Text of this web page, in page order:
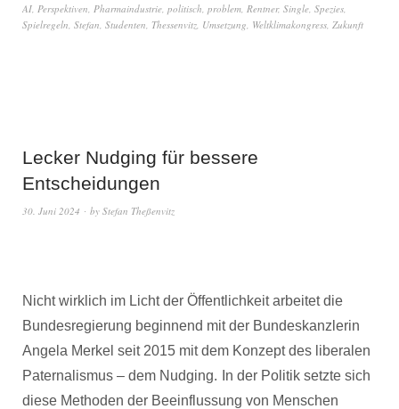
AI, Perspektiven, Pharmaindustrie, politisch, problem, Rentner, Single, Spezies,
Spielregeln, Stefan, Studenten, Thessenvitz, Umsetzung, Weltklimakongress, Zukunft
Lecker Nudging für bessere
Entscheidungen
30. Juni 2024 by Stefan Theßenvitz
Nicht wirklich im Licht der Öffentlichkeit arbeitet die
Bundesregierung beginnend mit der Bundeskanzlerin
Angela Merkel seit 2015 mit dem Konzept des liberalen
Paternalismus – dem Nudging.
In der Politik setzte sich
diese Methoden der Beeinflussung von Menschen